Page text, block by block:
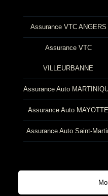
Assurance VTC ANGERS
Assurance VTC
VILLEURBANNE
Assurance Auto
Assurance Auto MAYOTTE
Assurance Auto Saint-